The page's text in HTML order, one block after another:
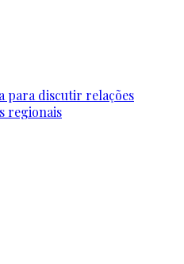
para discutir relações
regionais